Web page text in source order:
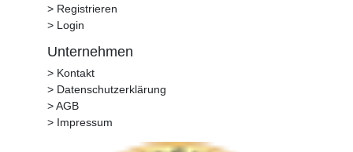
> Registrieren
> Login
Unternehmen
> Kontakt
> Datenschutzerklärung
> AGB
> Impressum